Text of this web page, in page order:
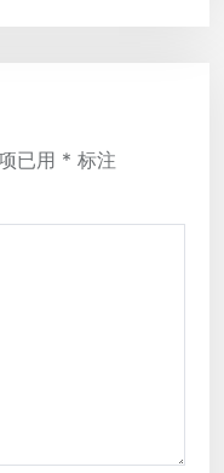
已用 * 标注